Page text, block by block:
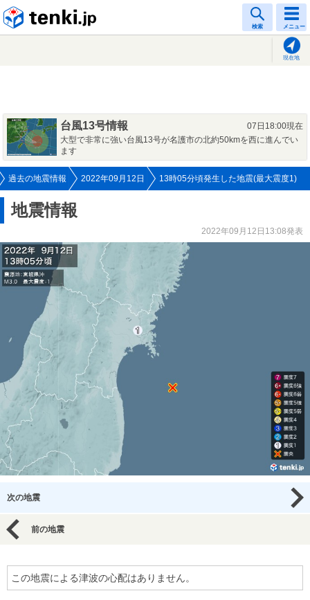
検索 メニュー
現在地
台風13号情報
07日18:00現在
大型で非常に強い台風13号が名護市の北約50kmを西に進んでい
ます
過去の地震情報 2022年09月12日 13時05分頃発生した地震(最大震度1)
地震情報
2022年09月12日13:08発表
次の地震
前の地震
この地震による津波の心配はありません。